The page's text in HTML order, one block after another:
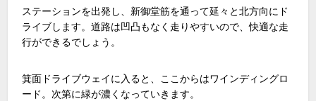
ステーションを出発し、新御堂筋を通って延々と北方向にド
ライブします。道路は凹凸もなく走りやすいので、快適な走
行ができるでしょう。
箕面ドライブウェイに入ると、ここからはワインディングロ
ード。次第に緑が濃くなっていきます。